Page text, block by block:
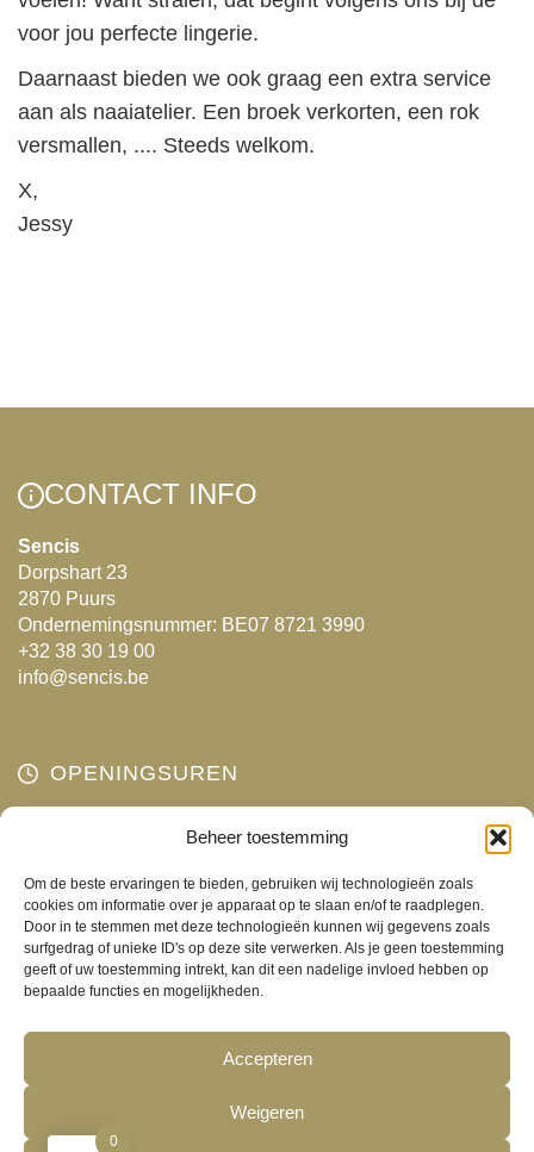
Beheer toestemming
Om de beste ervaringen te bieden, gebruiken wij technologieën zoals
cookies om informatie over je apparaat op te slaan en/of te raadplegen.
Door in te stemmen met deze technologieën kunnen wij gegevens zoals
surfgedrag of unieke ID's op deze site verwerken. Als je geen toestemming
geeft of uw toestemming intrekt, kan dit een nadelige invloed hebben op
bepaalde functies en mogelijkheden.
Accepteren
Weigeren
voor jou perfecte lingerie.
Daarnaast bieden we ook graag een extra service
aan als naaiatelier. Een broek verkorten, een rok
versmallen, .... Steeds welkom.
X,
Jessy
CONTACT INFO
Sencis
Dorpshart 23
2870 Puurs
Ondernemingsnummer: BE07 8721 3990
+32 38 30 19 00
info@sencis.be
OPENINGSUREN
Gesloten
Woensdag
10:00 - 18:00
Donderdag
10:00 - 18:00
Vrijdag
10:00 - 18:00
Zaterdag
10:00 - 17:00
Zondag
Gesloten
0